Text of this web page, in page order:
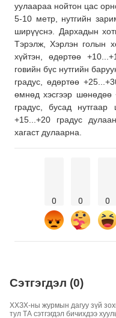
уулаараа нойтон цас
5-10 метр, нутгийн
ширүүснэ. Дархадын
Тэрэлж, Хэрлэн голын
хүйтэн, өдөртөө
говийн бүс нутгийн
градус, өдөртөө
өмнөд хэсгээр шөнөдөө
градус, бусад
+15...+20 градус
хагаст дулаарна.
0 0 0
Сэтгэгдэл (0)
ХХЗХ-ны журмын дагуу зүй
тул ТА сэтгэгдэл бичихдээ